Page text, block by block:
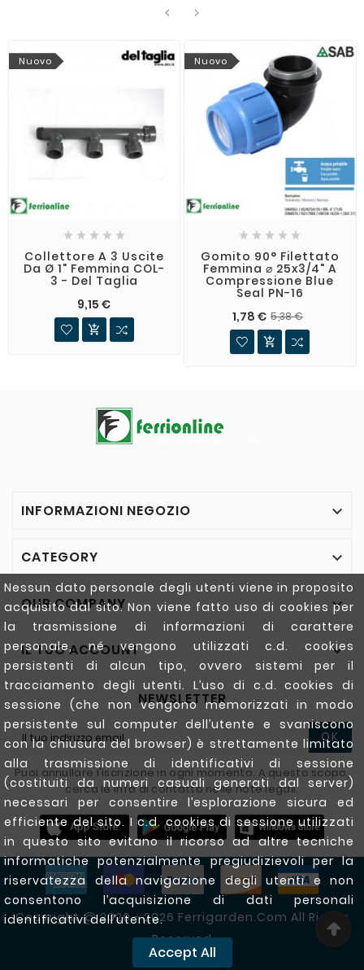
Nessun dato personale degli utenti viene in proposito
acquisito dal sito. Non viene fatto uso di cookies per
la trasmissione di informazioni di carattere
personale, né vengono utilizzati c.d. cookies
persistenti di alcun tipo, ovvero sistemi per il
tracciamento degli utenti. L’uso di c.d. cookies di
sessione (che non vengono memorizzati in modo
persistente sul computer dell’utente e svaniscono
con la chiusura del browser) è strettamente limitato
alla trasmissione di identificativi di sessione
(costituiti da numeri casuali generati dal server)
necessari per consentire l’esplorazione sicura ed
efficiente del sito. I c.d. cookies di sessione utilizzati
in questo sito evitano il ricorso ad altre tecniche
informatiche potenzialmente pregiudizievoli per la
riservatezza della navigazione degli utenti e non
consentono l’acquisizione di dati personali
identificativi dell’utente.
Accept All
 
Nuovo
    
Collettore A 3 Uscite
Da Ø 1" Femmina COL-
3 - Del Taglia
9,15 €

Nuovo
    
Gomito 90° Filettato
Femmina ⌀ 25x3/4" A
Compressione Blue
Seal PN-16
1,78 € 5,38 €

INFORMAZIONI NEGOZIO 
CATEGORY 
OUR COMPANY 
IL TUO ACCOUNT 
NEWSLETTER
OK
Puoi annullare l'iscrizione in ogni momento. A questo scopo,
cerca le info di contatto nelle note legali.
Copyright @ 2020 - 2026 Ferrigarden.com All Rights
Reserved